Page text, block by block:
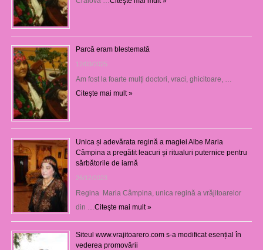
Parcă eram blestemată
12/03/2025
Am fost la foarte mulţi doctori, vraci, ghicitoare, …
Citeşte mai mult »
Unica și adevărata regină a magiei Albe Maria
Câmpina a pregătit leacuri și ritualuri puternice pentru
sărbătorile de iarnă
26/12/2023
Regina Maria Câmpina, unica regină a vrăjitoarelor
din … Citeşte mai mult »
Siteul www.vrajitoarero.com s-a modificat esențial în
vederea promovării